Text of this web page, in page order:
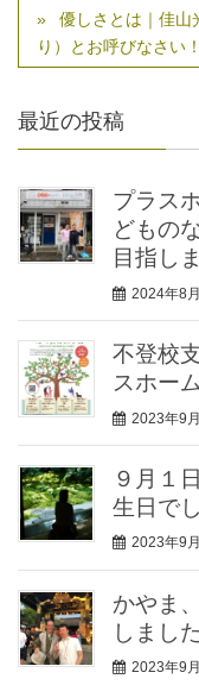
優しさとは｜佳山
り）とお呼びなさい！
最近の投稿
プラス
どもの
目指し
2024年8
不登校
スホー
2023年9
９月１
生日で
2023年9
かやま
しまし
2023年9